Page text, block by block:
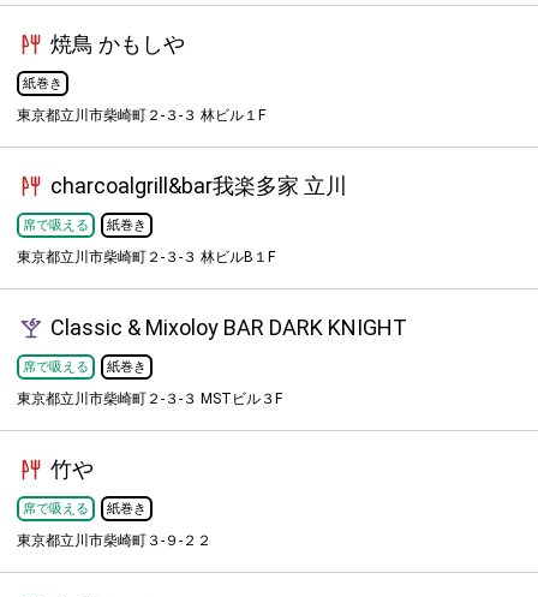
焼鳥 かもしや
紙巻き
東京都立川市柴崎町２-３-３ 林ビル１F
charcoalgrill&bar我楽多家 立川
席で吸える 紙巻き
東京都立川市柴崎町２-３-３ 林ビルB１F
Classic & Mixoloy BAR DARK KNIGHT
席で吸える 紙巻き
東京都立川市柴崎町２-３-３ MSTビル３F
竹や
席で吸える 紙巻き
東京都立川市柴崎町３-９-２２